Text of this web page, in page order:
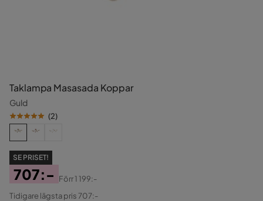
Taklampa Masasada Koppar
Guld
(2)
SE PRISET!
Pris
707:-
Original
Förr1 199:-
Tidigare lägsta pris 707:-